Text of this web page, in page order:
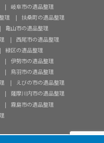
岐阜市の遺品整理
理
扶桑町の遺品整理
亀山市の遺品整理
西尾市の遺品整理
緑区の遺品整理
伊勢市の遺品整理
鳥羽市の遺品整理
えびの市の遺品整理
薩摩川内市の遺品整理
霧島市の遺品整理